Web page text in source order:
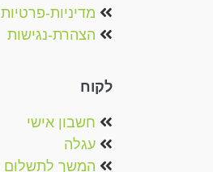
מדיניות-פרטיות
הצהרת-נגישות
לקוח
חשבון אישי
עגלה
המשך לתשלום